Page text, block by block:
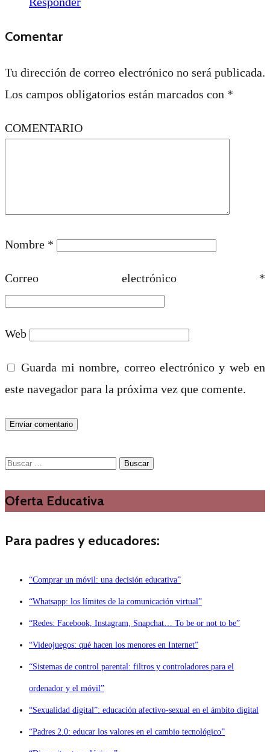
Comentar
Tu dirección de correo electrónico no será publicada.
Los campos obligatorios están marcados con *
COMENTARIO
Nombre *
Correo electrónico *
Web
Guarda mi nombre, correo electrónico y web en
este navegador para la próxima vez que comente.
Buscar:
Oferta Educativa
Para padres y educadores:
“Comprar un móvil: una decisión educativa”
“Whatsapp: los límites de la comunicación virtual”
“Redes: Facebook, Instagram, Snapchat… To be or not to be”
“Videojuegos: qué hacen los menores en Internet”
“Sistemas de control parental: filtros y controladores para el
ordenador y el móvil”
“Sexualidad digital”: educación afectivo-sexual en el ámbito digital
“Padres 2.0: educar los valores en el cambio tecnológico”